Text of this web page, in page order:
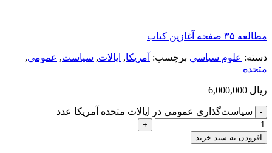
مطالعه ۳۵ صفحه آغازین کتاب
دسته: علوم سياسي برچسب: آمریکا, ایالات, سیاست, عمومی,
متحده
ریال
سیاست‌گذاری عمومی در ایالات متحده آمریکا عدد
افزودن به سبد خرید